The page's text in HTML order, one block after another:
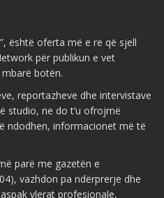
është oferta më e re që sjell
për publikun e vet
botën.
reportazheve dhe intervistave
studio, ne do t’u ofrojmë
ndodhen, informacionet më të
parë me gazetën e
vazhdon pa ndërprerje dhe
vlerat profesionale,